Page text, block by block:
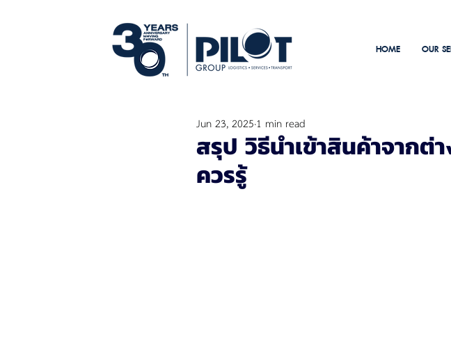
HOME OUR
สรุป วิธีนำเข้าสินค้าจากต่
ควรรู้
Jun 23, 20251 min read